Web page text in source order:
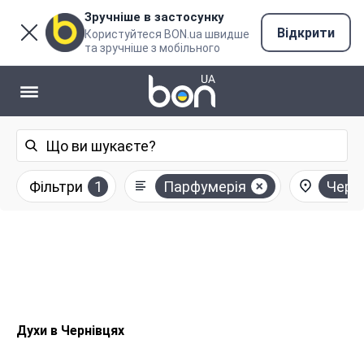
Зручніше в застосунку
Користуйтеся BON.ua швидше
та зручніше з мобільного
Відкрити
Фільтри 1 Парфумерія
Духи в Чернівцях